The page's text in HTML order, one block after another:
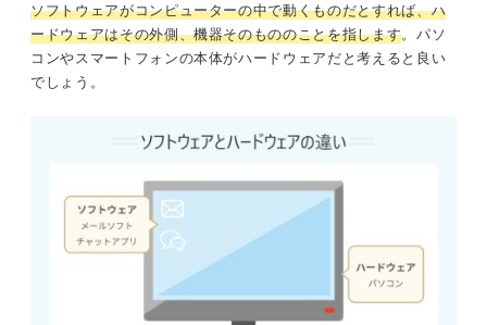
ソフトウェアがコンピューターの中で動くものだとすれば、ハ
ードウェアはその外側、機器そのもののことを指します。パソ
コンやスマートフォンの本体がハードウェアだと考えると良い
でしょう。
マイクロソフトオフィススペシャリスト（MOS）：Excelや
Wordの基本操作を取得したいならこの資格
CCNA：ネットワークエンジニアを目指す人向けのベンダー資
HTML5プロフェッショナル認定試験：Webエンジニアにおす
すめの資格
PHP5技術者認定試験：プログラマーにおすすめの資格